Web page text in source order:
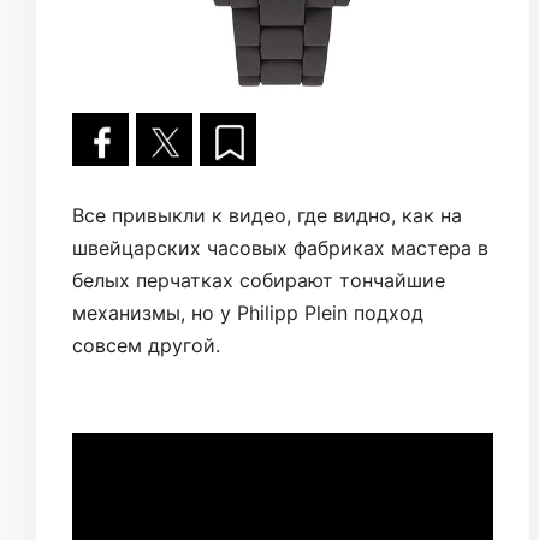
Все привыкли к видео, где видно, как на
швейцарских часовых фабриках мастера в
белых перчатках собирают тончайшие
механизмы, но у Philipp Plein подход
совсем другой.